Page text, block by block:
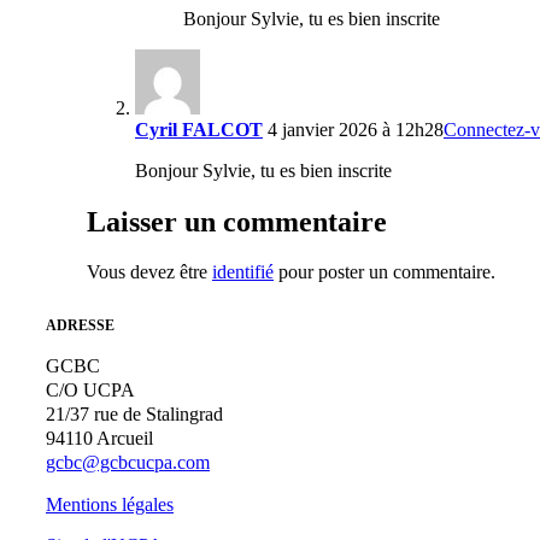
Bonjour Sylvie, tu es bien inscrite
Cyril FALCOT 4 janvier 2026 à 12h28Connectez-
Bonjour Sylvie, tu es bien inscrite
Laisser un commentaire
Vous devez être identifié pour poster un commentaire.
ADRESSE
GCBC
C/O UCPA
21/37 rue de Stalingrad
94110 Arcueil
gcbc@gcbcucpa.com
Mentions légales